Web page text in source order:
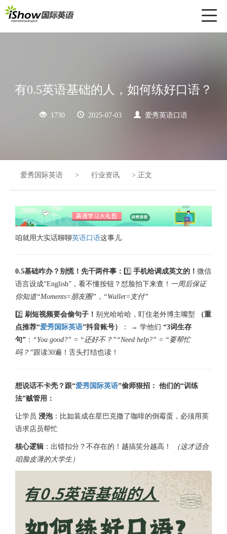
有0.5英语基础的人，如何练好口语？
1730 2025-07-03 爱秀英语口语
爱秀国际英语 > 行业资讯 > 正文
咱就用大实话聊聊英语口语这事儿
0.5基础咋办？别慌！先干两件事： 1️⃣ 手机给调成英文的！ 微信
语言设成“English”，看不懂按钮？怼脸拍下来查！ 一周后保证
你知道“Moments=朋友圈”，“Wallet=支付”
2️⃣ 刷短视频要会偷句子！ 别光哈哈哈，盯住老外博主嘴型
（重
点推荐“爱秀国际英语”抖音账号） ： → 学他们 “3词生存
句” ： “You good?” = “还好不？” “Need help?” = “要帮忙
吗？”跟读30遍！舌头打结也读！
想说话不卡壳？跟“爱秀国际英语”偷师狠招： 他们的“训练
法”贼管用：
让学员 浸泡：比如装成在星巴克撒了咖啡的倒霉蛋，必须用英
语求店员帮忙
核心逻辑 ：出错扣分？不存在的！越搞笑分越高！
（这才适合
咱脸皮薄的大学生）